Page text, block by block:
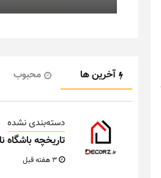
آخرین ها محبوب
دسته‌بندی نشده
تاریخچه باشگاه